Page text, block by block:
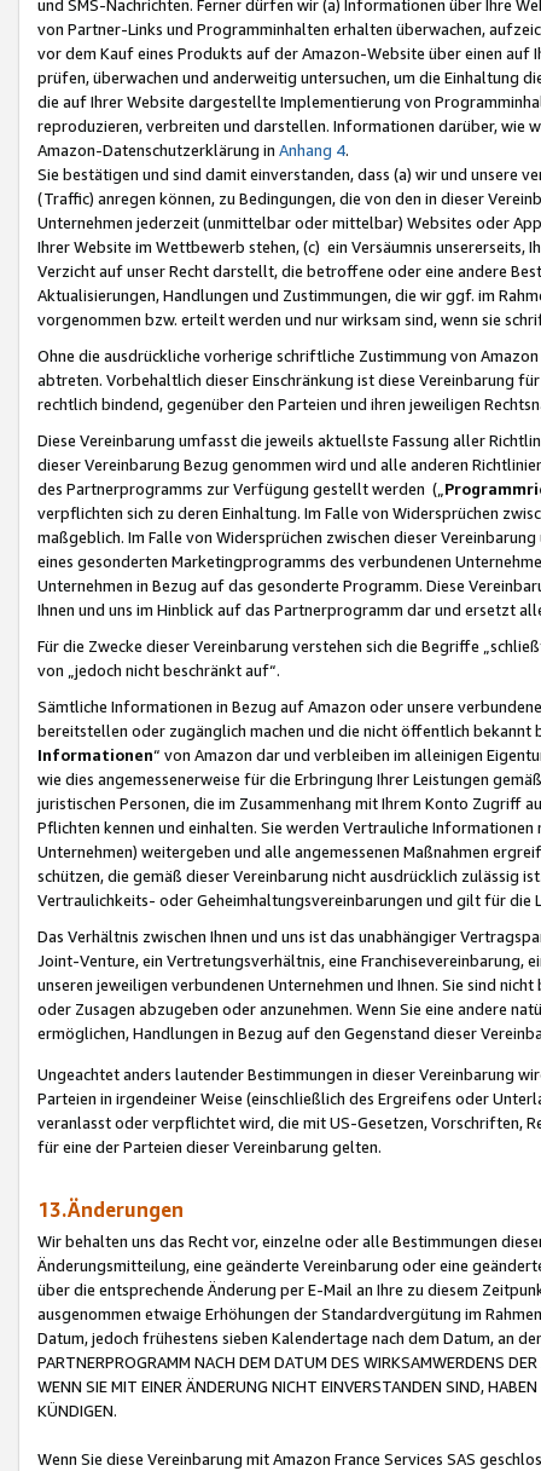
und SMS-Nachrichten. Ferner dürfen wir (a) Informationen über Ihre
von Partner-Links und Programminhalten erhalten überwachen,
vor dem Kauf eines Produkts auf der Amazon-Website über einen
prüfen, überwachen und anderweitig untersuchen, um die Einhaltung
die auf Ihrer Website dargestellte Implementierung von
reproduzieren, verbreiten und darstellen. Informationen darüber, wie
Amazon-Datenschutzerklärung in Anhang 4.
Sie bestätigen und sind damit einverstanden, dass (a) wir und
(Traffic) anregen können, zu Bedingungen, die von den in dieser
Unternehmen jederzeit (unmittelbar oder mittelbar) Websites oder
Ihrer Website im Wettbewerb stehen, (c) ein Versäumnis unsererseits,
Verzicht auf unser Recht darstellt, die betroffene oder eine andere
Aktualisierungen, Handlungen und Zustimmungen, die wir ggf. im
vorgenommen bzw. erteilt werden und nur wirksam sind, wenn sie
Ohne die ausdrückliche vorherige schriftliche Zustimmung von
abtreten. Vorbehaltlich dieser Einschränkung ist diese Vereinbarung
rechtlich bindend, gegenüber den Parteien und ihren jeweiligen
Diese Vereinbarung umfasst die jeweils aktuellste Fassung aller
dieser Vereinbarung Bezug genommen wird und alle anderen
des Partnerprogramms zur Verfügung gestellt werden („
verpflichten sich zu deren Einhaltung. Im Falle von Widersprüchen
maßgeblich. Im Falle von Widersprüchen zwischen dieser
eines gesonderten Marketingprogramms des verbundenen
Unternehmen in Bezug auf das gesonderte Programm. Diese
Ihnen und uns im Hinblick auf das Partnerprogramm dar und ersetzt
Für die Zwecke dieser Vereinbarung verstehen sich die Begriffe
von „jedoch nicht beschränkt auf“.
Sämtliche Informationen in Bezug auf Amazon oder unsere
bereitstellen oder zugänglich machen und die nicht öffentlich
Informationen“ von Amazon dar und verbleiben im alleinigen
wie dies angemessenerweise für die Erbringung Ihrer Leistungen
juristischen Personen, die im Zusammenhang mit Ihrem Konto
Pflichten kennen und einhalten. Sie werden Vertrauliche
Unternehmen) weitergeben und alle angemessenen Maßnahmen
schützen, die gemäß dieser Vereinbarung nicht ausdrücklich zulässig
Vertraulichkeits- oder Geheimhaltungsvereinbarungen und gilt für die
Das Verhältnis zwischen Ihnen und uns ist das unabhängiger
Joint-Venture, ein Vertretungsverhältnis, eine Franchisevereinbarung,
unseren jeweiligen verbundenen Unternehmen und Ihnen. Sie sind
oder Zusagen abzugeben oder anzunehmen. Wenn Sie eine andere
ermöglichen, Handlungen in Bezug auf den Gegenstand dieser
Ungeachtet anders lautender Bestimmungen in dieser Vereinbarung
Parteien in irgendeiner Weise (einschließlich des Ergreifens oder
veranlasst oder verpflichtet wird, die mit US-Gesetzen, Vorschriften,
für eine der Parteien dieser Vereinbarung gelten.
13.Änderungen
Wir behalten uns das Recht vor, einzelne oder alle Bestimmungen
Änderungsmitteilung, eine geänderte Vereinbarung oder eine
über die entsprechende Änderung per E-Mail an Ihre zu diesem
ausgenommen etwaige Erhöhungen der Standardvergütung im
Datum, jedoch frühestens sieben Kalendertage nach dem Datum, an
PARTNERPROGRAMM NACH DEM DATUM DES WIRKSAMWERDENS
WENN SIE MIT EINER ÄNDERUNG NICHT EINVERSTANDEN SIND,
KÜNDIGEN.
Wenn Sie diese Vereinbarung mit Amazon France Services SAS